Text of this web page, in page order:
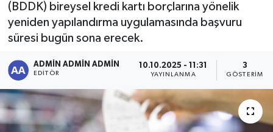
(BDDK) bireysel kredi kartı borçlarına yönelik
yeniden yapılandırma uygulamasında başvuru
süresi bugün sona erecek.
ADMİN ADMİN ADMİN
EDITÖR
10.10.2025 - 11:31
YAYINLANMA
3
GÖSTERIM
Gündem
Sağlık
Siyaset